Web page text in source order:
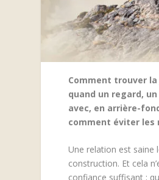
Comment trouver
quand un regard,
avec, en arrière-
comment éviter les
Une relation est saine
construction. Et cela
confiance suffisant :